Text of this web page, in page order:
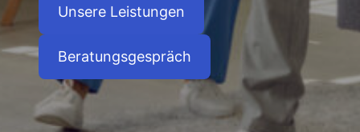
Unsere Leistungen
Beratungsgespräch